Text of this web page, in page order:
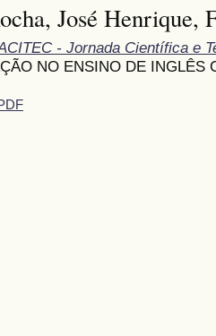
José Henrique,
- Jornada Científica e
NO ENSINO DE INGLÊS